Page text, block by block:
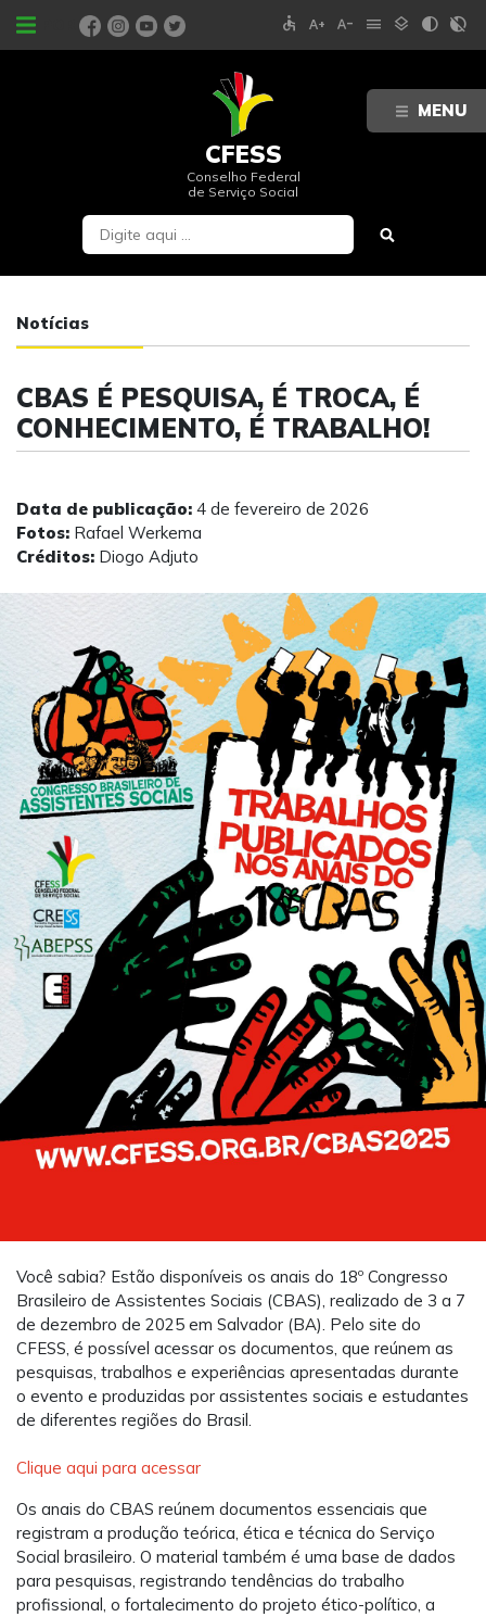
MENU
PORTAIS accessible text_increase text_decrease menu layers contrast contrast_rtl_off
CFESS
Conselho Federal
de Serviço Social
Notícias
CBAS É PESQUISA, É TROCA, É
CONHECIMENTO, É TRABALHO!
Data de publicação: 4 de fevereiro de 2026
Fotos: Rafael Werkema
Créditos: Diogo Adjuto
Você sabia? Estão disponíveis os anais do 18º Congresso
Brasileiro de Assistentes Sociais (CBAS), realizado de 3 a 7
de dezembro de 2025 em Salvador (BA). Pelo site do
CFESS, é possível acessar os documentos, que reúnem as
pesquisas, trabalhos e experiências apresentadas durante
o evento e produzidas por assistentes sociais e estudantes
de diferentes regiões do Brasil.
Clique aqui para acessar
Os anais do CBAS reúnem documentos essenciais que
registram a produção teórica, ética e técnica do Serviço
Social brasileiro. O material também é uma base de dados
para pesquisas, registrando tendências do trabalho
profissional, o fortalecimento do projeto ético-político, a